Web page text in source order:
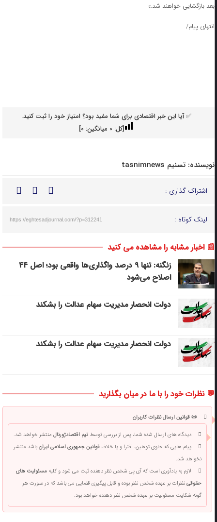
بعد بازگشایی خواهند شد.»
انتهای پیام/
✅ آیا این خبر اقتصادی برای شما مفید بود؟ امتیاز خود را ثبت کنید.
[کل: 0میانگین: 0
]
نویسنده: تسنیم tasnimnews
اشتراک گذاری :
لینک کوتاه : https://eghtesadjournal.com/?p=312241
📰 اخبار مشابه را مشاهده می کنید
زنگنه: تنها ۹ درصد واگذاری‌ها واقعی بود؛ اصل ۴۴
اصلاح می‌شود
دولت انحصار مدیریت سهام عدالت را بشکند
دولت انحصار مدیریت سهام عدالت را بشکند
💬 نظرات خود را با ما در میان بگذارید
📜 قوانین ارسال نظرات کاربران
دیدگاه های ارسال شده شما، پس از بررسی توسطتیم اقتصادژورنالمنتشر خواهد شد.
پیام هایی که حاوی توهین، افترا و یا خلافقوانین جمهوری اسلامی ایرانباشد منتشر
نخواهد شد.
لازم به یادآوری است که آی پی شخص نظر دهنده ثبت می شود و کلیهمسئولیت های
حقوقینظرات بر عهده شخص نظر بوده و قابل پیگیری قضایی می باشد که در صورت هر
گونه شکایت مسئولیت بر عهده شخص نظر دهنده خواهد بود.